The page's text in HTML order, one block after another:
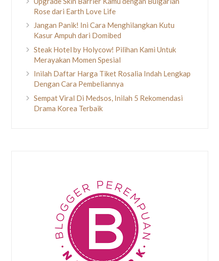
Rose dari Earth Love Life
Jangan Panik! Ini Cara Menghilangkan Kutu
Kasur Ampuh dari Domibed
Steak Hotel by Holycow! Pilihan Kami Untuk
Merayakan Momen Spesial
Inilah Daftar Harga Tiket Rosalia Indah Lengkap
Dengan Cara Pembeliannya
Sempat Viral Di Medsos, Inilah 5 Rekomendasi
Drama Korea Terbaik